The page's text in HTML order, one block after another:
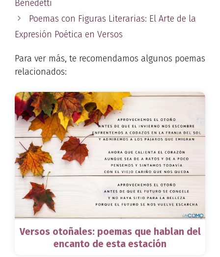
Benedetti
Poemas con Figuras Literarias: El Arte de la
Expresión Poética en Versos
Para ver más, te recomendamos algunos poemas
relacionados:
Versos otoñales: poemas que hablan del
encanto de esta estación